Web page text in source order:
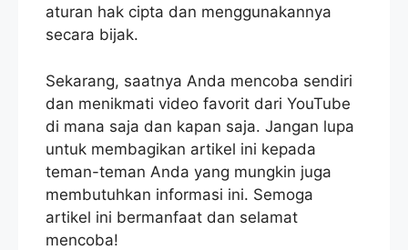
aturan hak cipta dan menggunakannya
secara bijak.
Sekarang, saatnya Anda mencoba sendiri
dan menikmati video favorit dari YouTube
di mana saja dan kapan saja. Jangan lupa
untuk membagikan artikel ini kepada
teman-teman Anda yang mungkin juga
membutuhkan informasi ini. Semoga
artikel ini bermanfaat dan selamat
mencoba!